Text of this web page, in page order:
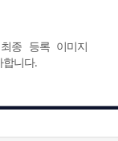
종 등록 이미지
니다.